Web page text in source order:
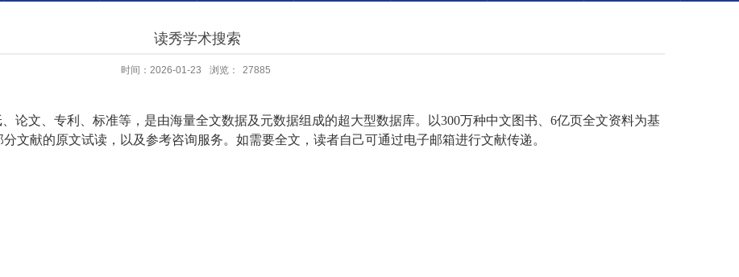
读秀学术搜索
时间：2026-01-23 浏览： 27885
文、专利、标准等，是由海量全文数据及元数据组成的超大型数据库。以300万种中文图书、 6亿页全文资料为基
文献的原文试读，以及参考咨询服务。如需要全文，读者自己可通过电子邮箱进行文献传递。